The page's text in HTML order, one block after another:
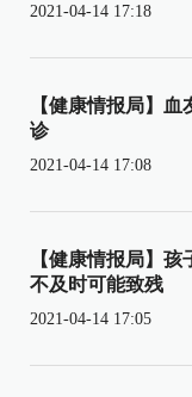
2021-04-14 17:18
【健康情报局】
诊
2021-04-14 17:08
【健康情报局】
不及时可能致残
2021-04-14 17:05